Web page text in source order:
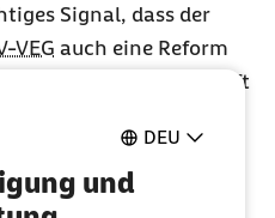
DEU
und
Signal, dass der
VEG auch eine Reform
festschreibt. So knüpft
an eine